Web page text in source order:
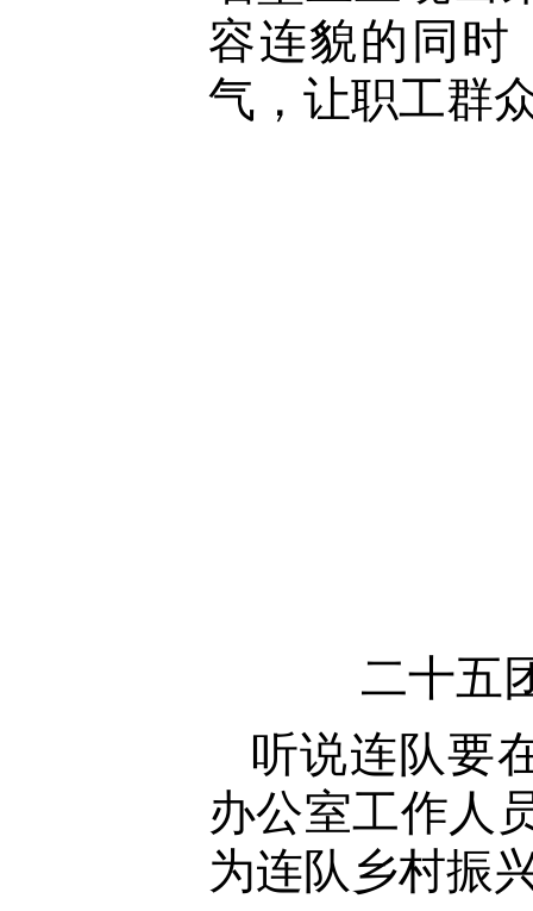
容连貌的同时
气，让职工群
二十五
听说连队要
办公室工作人
为连队乡村振